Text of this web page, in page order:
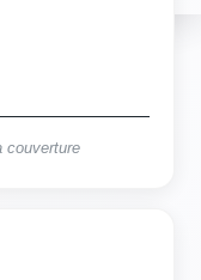
couverture